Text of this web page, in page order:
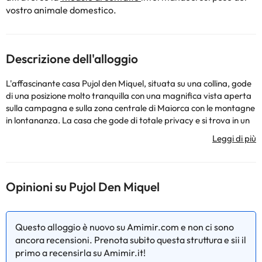
vostro animale domestico.
Descrizione dell'alloggio
L'affascinante casa Pujol den Miquel, situata su una collina, gode
di una posizione molto tranquilla con una magnifica vista aperta
sulla campagna e sulla zona centrale di Maiorca con le montagne
in lontananza. La casa che gode di totale privacy e si trova in un
piccolo gruppo di tre case. Pujol den Miquel è una meravigliosa
casa di campagna completamente ristrutturata in uno splendido
originale parzialmente rivestita in pietra. Dall'ingresso, a doppia
altezza e molto luminoso, si accede ad un ambiente aperto dove
accede direttamente al patio e alla piscina. Il piano terra ha una
camera con due letti singoli e un bagno con doccia. Dal salone una
scala con una bella ringhiera in ferro battuto conduce al primo
Opinioni su Pujol Den Miquel
Questo alloggio è nuovo su Amimir.com e non ci sono
ancora recensioni. Prenota subito questa struttura e sii il
primo a recensirla su Amimir.it!